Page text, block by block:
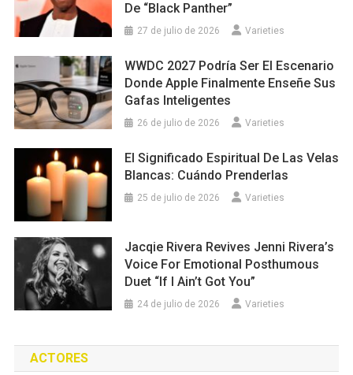
De “Black Panther”
27 de julio de 2026 Varieties
WWDC 2027 Podría Ser El Escenario
Donde Apple Finalmente Enseñe Sus
Gafas Inteligentes
26 de julio de 2026 Varieties
El Significado Espiritual De Las Velas
Blancas: Cuándo Prenderlas
25 de julio de 2026 Varieties
Jacqie Rivera Revives Jenni Rivera’s
Voice For Emotional Posthumous
Duet “If I Ain’t Got You”
24 de julio de 2026 Varieties
ACTORES